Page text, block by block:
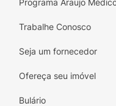
água ou bebida
uma vez ao dia
Programa Araujo
Trabalhe Conosco
Seja um fornecedor
Ofereça seu imóvel
Bulário